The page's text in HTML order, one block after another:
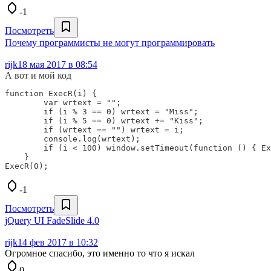
-1
Посмотреть
Почему программисты не могут программировать
rijk18 мая 2017 в 08:54
А вот и мой код
function ExecR(i) {
        var wrtext = "";
        if (i % 3 == 0) wrtext = "Miss";
        if (i % 5 == 0) wrtext += "Kiss";
        if (wrtext == "") wrtext = i;
        console.log(wrtext);
if (i < 100) window.setTimeout(function () {
    }
-1
Посмотреть
jQuery UI FadeSlide 4.0
rijk14 фев 2017 в 10:32
Огромное спасибо, это именно то что я искал